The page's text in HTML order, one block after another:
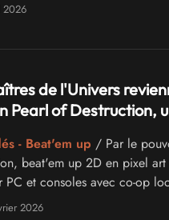
2026
de l'Univers
Pearl of Destruction,
- Beat'em up / Par le
beat'em up 2D en pixel
PC et consoles avec co-op
2026